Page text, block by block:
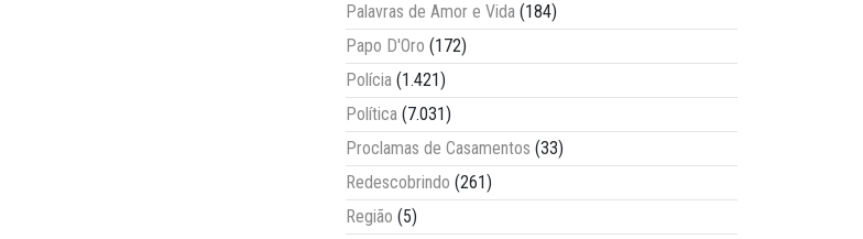
Palavras de Amor e Vida (184)
Papo D'Oro (172)
Polícia (1.421)
Política (7.031)
Proclamas de Casamentos (33)
Redescobrindo (261)
Região (5)